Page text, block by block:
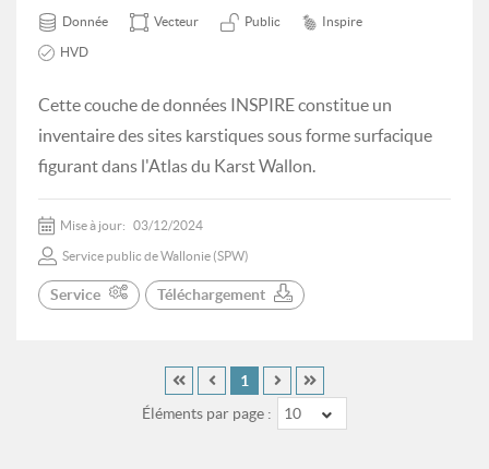
Donnée Vecteur Public Inspire
HVD
Cette couche de données INSPIRE constitue un
inventaire des sites karstiques sous forme surfacique
figurant dans l'Atlas du Karst Wallon.
Mise à jour: 03/12/2024
Service public de Wallonie (SPW)
Service Téléchargement
Éléments par page : 10
1